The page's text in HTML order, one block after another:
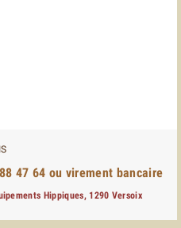
47 64 ou virement bancaire
Hippiques, 1290 Versoix